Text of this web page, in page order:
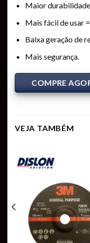
Maior
Mais fácil de usar
Baixa geração de
Mais segurança.
COMPRE
VEJA TAMBÉM